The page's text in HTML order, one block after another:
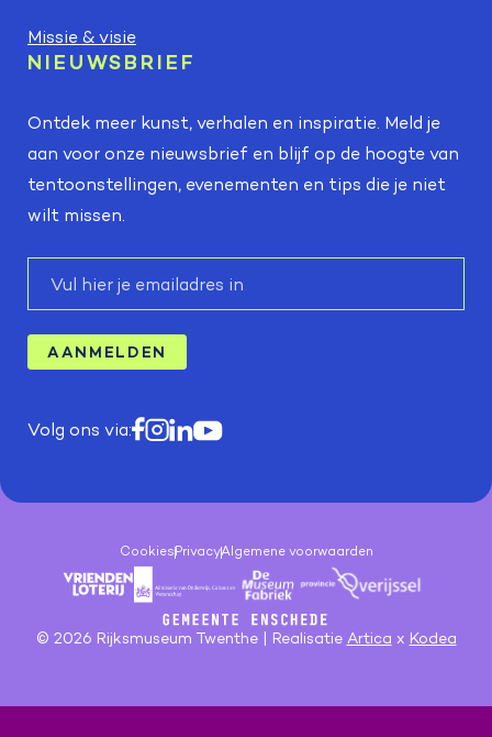
Missie & visie
NIEUWSBRIEF
Ontdek meer kunst, verhalen en inspiratie. Meld je
aan voor onze nieuwsbrief en blijf op de hoogte van
tentoonstellingen, evenementen en tips die je niet
wilt missen.
AANMELDEN
Volg ons via:
CookiesPrivacyAlgemene voorwaarden
© 2026 Rijksmuseum Twenthe | Realisatie Artica x Kodea